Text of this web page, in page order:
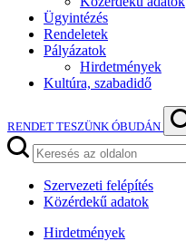
Ügyintézés
Rendeletek
Pályázatok
Hirdetmények
Kultúra, szabadidő
RENDET TESZÜNK ÓBUDÁN
Szervezeti felépítés
Közérdekű adatok
Hirdetmények